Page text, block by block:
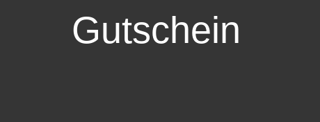
Gutschein